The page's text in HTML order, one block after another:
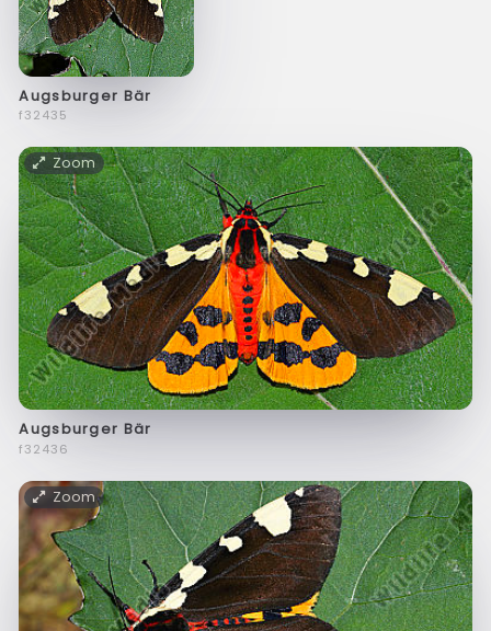
Augsburger Bär
f32435
Zoom
Augsburger Bär
f32436
Zoom